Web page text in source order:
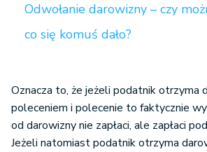
Odwołanie darowizny – czy
co się komuś dało?
Oznacza to, że jeżeli podatnik otrzyma
poleceniem i polecenie to faktycznie
od darowizny nie zapłaci, ale zapłaci
Jeżeli natomiast podatnik otrzyma